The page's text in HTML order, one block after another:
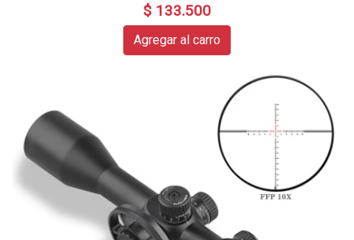
$ 133.500
Agregar al carro